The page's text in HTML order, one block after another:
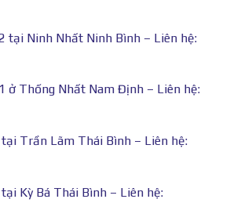
tại Ninh Nhất Ninh Bình – Liên hệ:
ở Thống Nhất Nam Định – Liên hệ:
Trần Lãm Thái Bình – Liên hệ:
Kỳ Bá Thái Bình – Liên hệ: